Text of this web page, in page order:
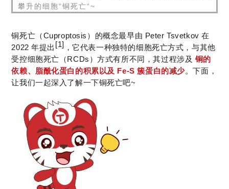
攀升的细胞“铜死亡“~
铜死亡（Cuproptosis）的概念最早由 Peter Tsvetkov 在
2022 年提出 [1] ，它代表一种独特的细胞死亡方式，与其他
受控细胞死亡（RCDs）方式有所不同，其过程涉及 铜的
依赖、脂酰化蛋白的积累以及 Fe-S 簇蛋白的减少。下面，
让我们一起深入了解一下铜死亡吧~